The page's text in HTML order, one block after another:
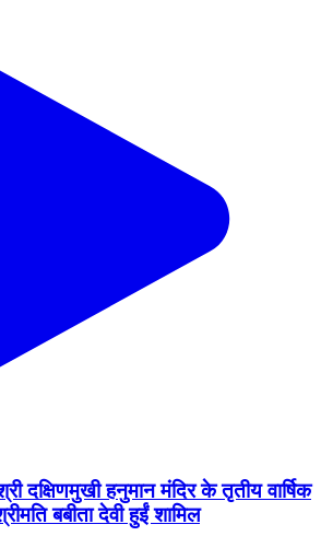
दक्षिणमुखी हनुमान मंदिर के तृतीय वार्षिक
बबीता देवी हुईं शामिल